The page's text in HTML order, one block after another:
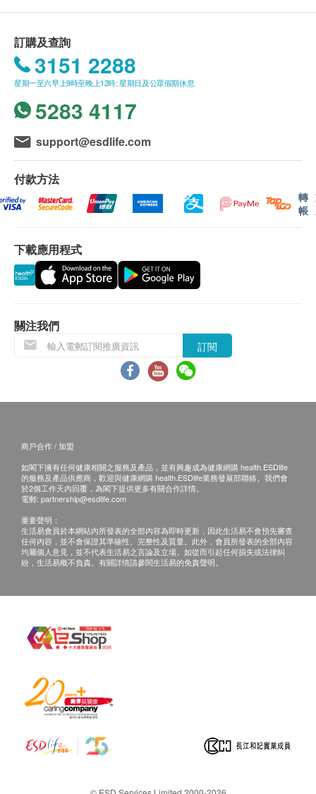
PUREYOUNG NMN+ 配方加入多種矜貴美顏成分，
達致「內外全保」看得見的功效。
8大功效
提升免疫力，預防慢性健康疾病
DNA修復，抗衰老
降血脂，穩血壓，改善心血管功能
調節身體內循環，改善睡眠質素
有效護肝，減輕肝臟負擔
增強肌耐力，提升活力
以科學基礎，嚴謹的品質監控機制及製造過程，產品
NMN+ 已通過 SGS 認證及取得專利，同時由獲 BV、
ISO 和生物製藥 GMP 認證的 FDA 註冊廠房生產。
40歲以下人士：首1週1粒，之後逐步增至1-2粒
NMN
提供了細胞粒線體中的NAD+，令細胞得到充足的力
到能量飽滿，同時得到優質睡眠。
透明質酸
有助於保持肌膚彈性，並減少細紋及皺紋之形成。從
內在滋養身體，使肌膚、頭髮和指甲變得更健康。
能夠將包括自由基在內的破壞性分子轉化為無害的化
過程，從而調節免疫功能。
不排除運送時間會因節日而有所影響。當八號烈風
訊號懸掛或黑色暴雨警告生效時，送貨服務時間將
會延遲。
所有訂單須視乎相關貨品的供應情況再作最後確
認。倘若生活易未能提供任何訂單上的貨品，生活
或電郵通知顧客再作安排。
保用：
貨品質量保證，於顧客收到產品當日起計，食用期
退換條款：
當顧客收取已訂購之貨品時，有責任檢查貨品是否
有損毀情況，一經確認簽收，恕不接受退換。
或過期退回，供應商有權不受理。
如有其他損壞或遺漏查詢，顧客必須保留有效收據
正本，並於送貨後3個工作天內按下列方式聯絡 Be
Pure International Limited 客戶服務部跟進。
電郵: info@bepure.hk
訂購及查詢
3151 2288
星期一至六早上9時至晚上12時; 星期日及公眾假期休息
5283 4117
support@esdlife.com
付款方法
轉
帳
下載應用程式
關注我們
訂閱
商戶合作 / 加盟
如閣下擁有任何健康相關之服務及產品，並有興趣成為健康網購 health.ESDlife
的服務及產品供應商，歡迎與健康網購 health.ESDlife業務發展部聯絡。我們會
於2個工作天內回覆，為閣下提供更多有關合作詳情。
電郵: partnership@esdlife.com
重要聲明：
生活易會員於本網站內所發表的全部內容為即時更新，因此生活易不會預先審查
任何內容，並不會保證其準確性、完整性及質量。此外，會員所發表的全部內容
均屬個人意見，並不代表生活易之言論及立場。如從而引起任何損失或法律糾
紛，生活易概不負責。有關詳情請參閱生活易的免責聲明。